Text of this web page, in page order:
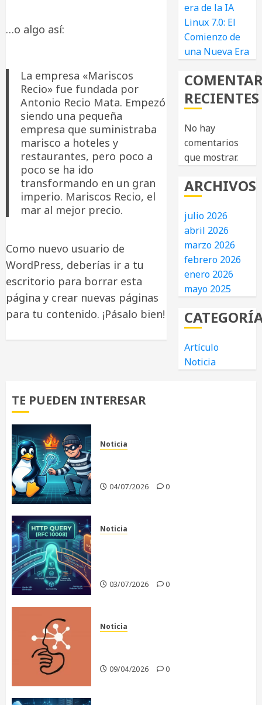
…o algo así:
La empresa «Mariscos
Recio» fue fundada por
Antonio Recio Mata. Empezó
siendo una pequeña
empresa que suministraba
marisco a hoteles y
restaurantes, pero poco a
poco se ha ido
transformando en un gran
imperio. Mariscos Recio, el
mar al mejor precio.
Como nuevo usuario de
WordPress, deberías ir a tu
escritorio para borrar esta
página y crear nuevas páginas
para tu contenido. ¡Pásalo bien!
era de la IA
Linux 7.0: El
Comienzo de
una Nueva Era
RECIENTES
No hay
comentarios
que mostrar.
ARCHIVOS
julio 2026
abril 2026
marzo 2026
febrero 2026
enero 2026
mayo 2025
Artículo
Noticia
TE PUEDEN INTERESAR
Noticia
04/07/2026 0
Noticia
03/07/2026 0
Noticia
09/04/2026 0